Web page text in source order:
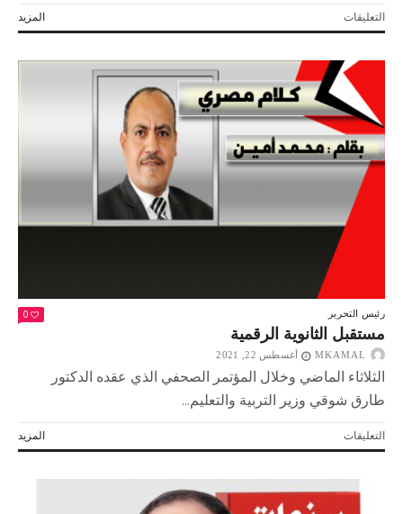
المزيد التعليقاتعلى
الرئيس
يحقق
وعد
التنمية
في
سيناء..حلم
انتظره
المصريون
عامًا
مغلقة
رئيس التحرير 0
مستقبل الثانوية الرقمية
MKAMAL أغسطس 22, 2021
الثلاثاء الماضي وخلال المؤتمر الصحفي الذي عقده الدكتور
طارق شوقي وزير التربية والتعليم...
المزيد التعليقاتعلى
مستقبل